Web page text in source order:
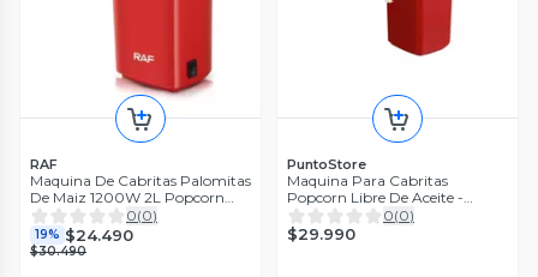
RAF
Maquina De Cabritas Palomitas
De Maiz 1200W 2L Popcorn
Rojo
0(0)
19% $24.490
$30.490
PuntoStore
Maquina Para Cabritas
Popcorn Libre De Aceite -
PuntoStore
0(0)
$29.990